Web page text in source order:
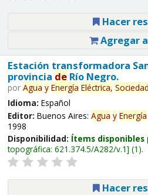
Hacer
Agregar
Estación transformadora
provincia deRío Negro.
por Agua y Energía Eléctrica, Sociedad
Idioma: Español
Editor: Buenos Aires: Agua y Energía
1998
Disponibilidad: Ítems
topográfica: 621.374.5/A282/v.1 (1).
Hacer